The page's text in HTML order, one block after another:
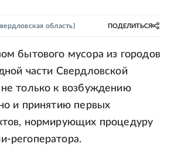
область) ПОДЕЛИТЬСЯ
бытового мусора из городов
части Свердловской
только к возбуждению
и принятию первых
нормирующих процедуру
регоператора.